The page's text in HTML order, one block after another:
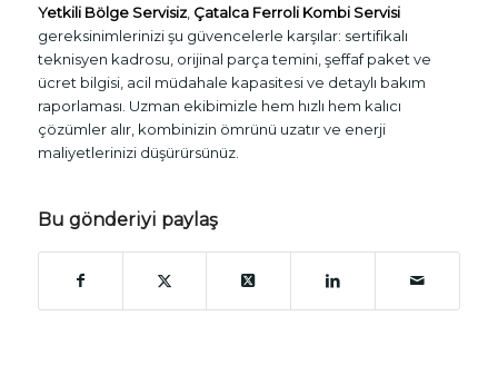
Yetkili Bölge Servisiz, Çatalca Ferroli Kombi Servisi
gereksinimlerinizi şu güvencelerle karşılar: sertifikalı
teknisyen kadrosu, orijinal parça temini, şeffaf paket ve
ücret bilgisi, acil müdahale kapasitesi ve detaylı bakım
raporlaması. Uzman ekibimizle hem hızlı hem kalıcı
çözümler alır, kombinizin ömrünü uzatır ve enerji
maliyetlerinizi düşürürsünüz.
Bu gönderiyi paylaş